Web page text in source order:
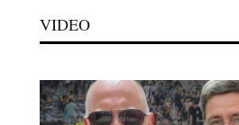
VIDEO